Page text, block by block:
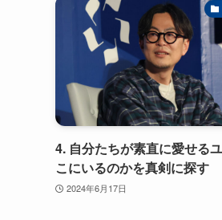
4. 自分たちが素直に愛せる
こにいるのかを真剣に探す
2024年6月17日